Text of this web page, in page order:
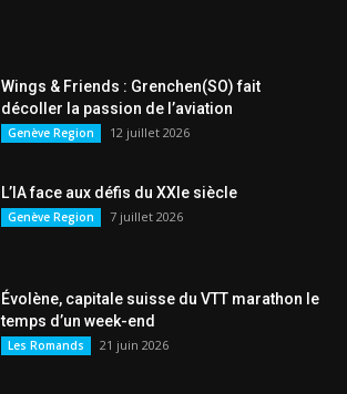
Wings & Friends : Grenchen(SO) fait
décoller la passion de l’aviation
Genève Region 12 juillet 2026
L’IA face aux défis du XXIe siècle
Genève Region 7 juillet 2026
Évolène, capitale suisse du VTT marathon le
temps d’un week-end
Les Romands 21 juin 2026